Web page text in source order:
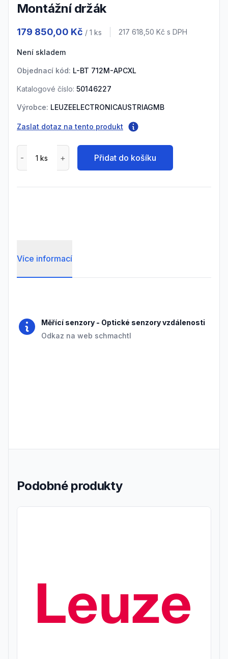
Montážní držák
179 850,00 Kč / 1 ks Cena s DPH
217 618,50 Kč s DPH
Není skladem
Objednací kód: L-BT 712M-APCXL
Katalogové číslo: 50146227
Výrobce: LEUZEELECTRONICAUSTRIAGMB
Zaslat dotaz na tento produkt
Přidat do košíku
Více informací
Měřící senzory - Optické senzory vzdálenosti
Odkaz na web schmachtl
Podobné produkty